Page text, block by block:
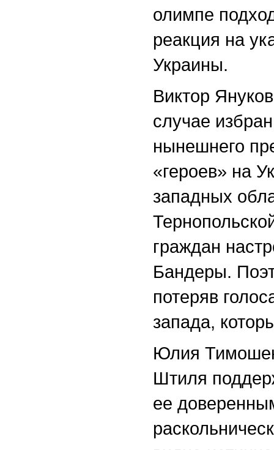
олимпе
реакция на
Украины.
Виктор
случае
нынешнего
«героев» на
западных
граждан
Бандеры.
потеряв
запада,
Юлия
Штиля
ее